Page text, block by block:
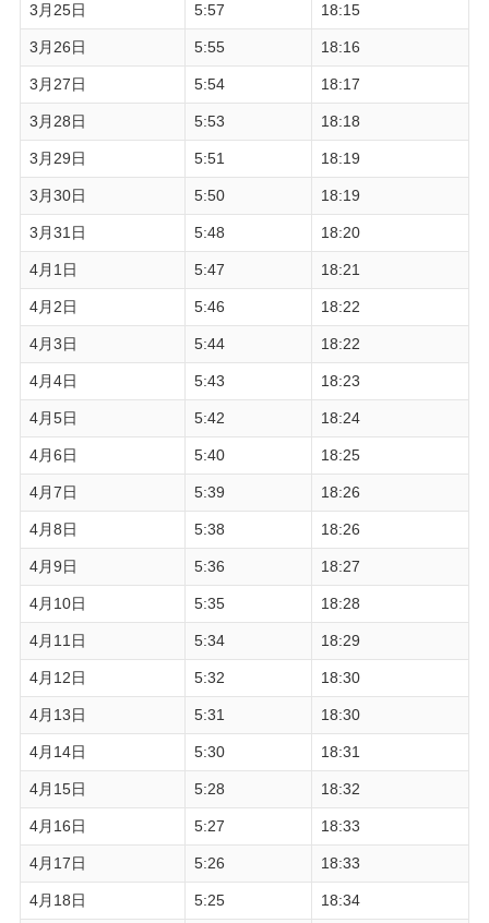
3月25日 5:57 18:15
3月26日 5:55 18:16
3月27日 5:54 18:17
3月28日 5:53 18:18
3月29日 5:51 18:19
3月30日 5:50 18:19
3月31日 5:48 18:20
4月1日 5:47 18:21
4月2日 5:46 18:22
4月3日 5:44 18:22
4月4日 5:43 18:23
4月5日 5:42 18:24
4月6日 5:40 18:25
4月7日 5:39 18:26
4月8日 5:38 18:26
4月9日 5:36 18:27
4月10日 5:35 18:28
4月11日 5:34 18:29
4月12日 5:32 18:30
4月13日 5:31 18:30
4月14日 5:30 18:31
4月15日 5:28 18:32
4月16日 5:27 18:33
4月17日 5:26 18:33
4月18日 5:25 18:34